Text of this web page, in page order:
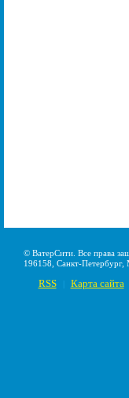
© ВатерСити. Все права
196158, Санкт-
RSS Карта сайта